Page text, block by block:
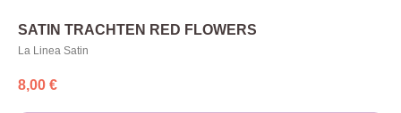
SATIN TRACHTEN RED FLOWERS
La Linea Satin
8,00 €